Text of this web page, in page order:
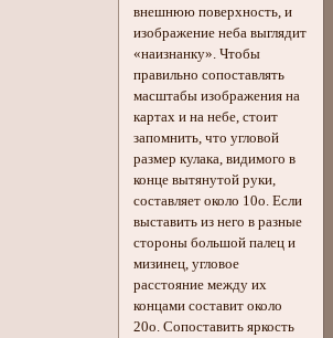
внешнюю поверхность, и
изображение неба выглядит
«наизнанку». Чтобы
правильно сопоставлять
масштабы изображения на
картах и на небе, стоит
запомнить, что угловой
размер кулака, видимого в
конце вытянутой руки,
составляет около 10о. Если
выставить из него в разные
стороны большой палец и
мизинец, угловое
расстояние между их
концами составит около
20о. Сопоставить яркость